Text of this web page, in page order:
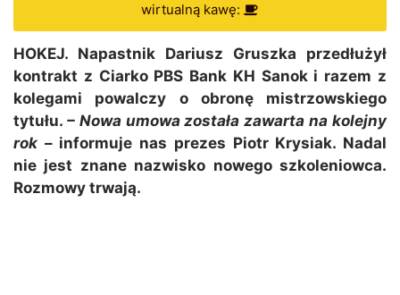
wirtualną kawę:
HOKEJ. Napastnik Dariusz Gruszka przedłużył
kontrakt z Ciarko PBS Bank KH Sanok i razem z
kolegami powalczy o obronę mistrzowskiego
tytułu. – Nowa umowa została zawarta na kolejny
rok – informuje nas prezes Piotr Krysiak. Nadal
nie jest znane nazwisko nowego szkoleniowca.
Rozmowy trwają.